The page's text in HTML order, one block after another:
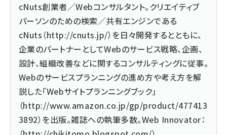
cNuts創業者／Webコンサルタント。クリエイティブ
パーソンのための検索／共有エンジンである
cNuts（http://cnuts.jp/）を日々開発するとともに、
企業のパートナーとしてWebのサービス戦略、企画、
設計、組織改善などに関するコンサルティングに従事。
Webのサービスプランニングの進め方や考え方を解
説した「Webサイトプランニングブック」
（http://www.amazon.co.jp/gp/product/477413
3892）を出版。雑誌への執筆多数。Web Innovator：